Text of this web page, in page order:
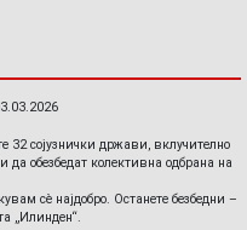
32 сојузнички држави, вклучително
да обезбедат колективна одбрана на
сè најдобро. Останете безбедни –
„Илинден“.